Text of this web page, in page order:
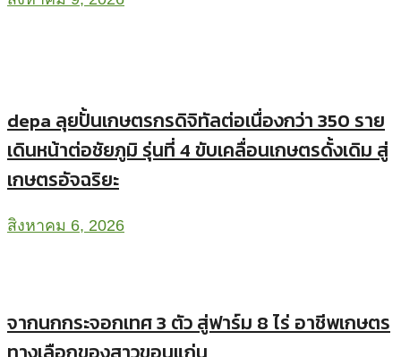
depa ลุยปั้นเกษตรกรดิจิทัลต่อเนื่องกว่า 350 ราย
เดินหน้าต่อชัยภูมิ รุ่นที่ 4 ขับเคลื่อนเกษตรดั้งเดิม สู่
เกษตรอัจฉริยะ
สิงหาคม 6, 2026
จากนกกระจอกเทศ 3 ตัว สู่ฟาร์ม 8 ไร่ อาชีพเกษตร